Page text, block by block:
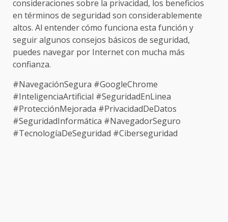
consideraciones sobre la privacidad, los beneficios
en términos de seguridad son considerablemente
altos. Al entender cómo funciona esta función y
seguir algunos consejos básicos de seguridad,
puedes navegar por Internet con mucha más
confianza.
#NavegaciónSegura #GoogleChrome
#InteligenciaArtificial #SeguridadEnLinea
#ProtecciónMejorada #PrivacidadDeDatos
#SeguridadInformática #NavegadorSeguro
#TecnologíaDeSeguridad #Ciberseguridad